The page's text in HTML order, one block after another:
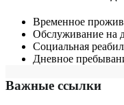
Временное
Обслуживание на
Социальная
Дневное
Важные ссылки